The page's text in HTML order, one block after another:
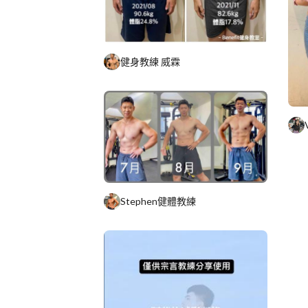
健身教練 威霖
Stephen健體教練